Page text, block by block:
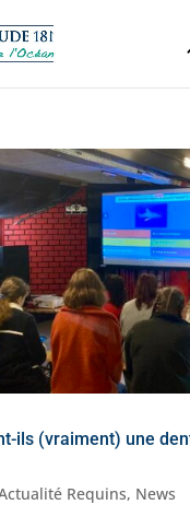
ils (vraiment) une
Requins, News